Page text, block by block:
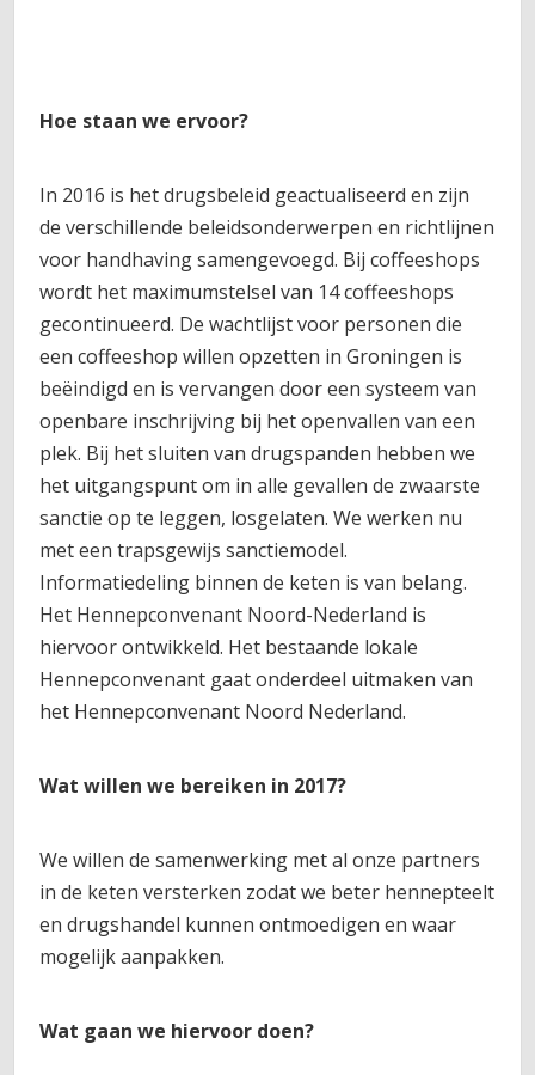
Hoe staan we ervoor?
In 2016 is het drugsbeleid geactualiseerd en zijn
de verschillende beleidsonderwerpen en richtlijnen
voor handhaving samengevoegd. Bij coffeeshops
wordt het maximumstelsel van 14 coffeeshops
gecontinueerd. De wachtlijst voor personen die
een coffeeshop willen opzetten in Groningen is
beëindigd en is vervangen door een systeem van
openbare inschrijving bij het openvallen van een
plek. Bij het sluiten van drugspanden hebben we
het uitgangspunt om in alle gevallen de zwaarste
sanctie op te leggen, losgelaten. We werken nu
met een trapsgewijs sanctiemodel.
Informatiedeling binnen de keten is van belang.
Het Hennepconvenant Noord-Nederland is
hiervoor ontwikkeld. Het bestaande lokale
Hennepconvenant gaat onderdeel uitmaken van
het Hennepconvenant Noord Nederland.
Wat willen we bereiken in 2017?
We willen de samenwerking met al onze partners
in de keten versterken zodat we beter hennepteelt
en drugshandel kunnen ontmoedigen en waar
mogelijk aanpakken.
Wat gaan we hiervoor doen?